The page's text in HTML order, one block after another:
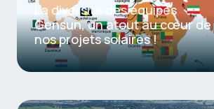
La diversité des équipes
Gensun, un atout au cœur de
nos projets solaires !